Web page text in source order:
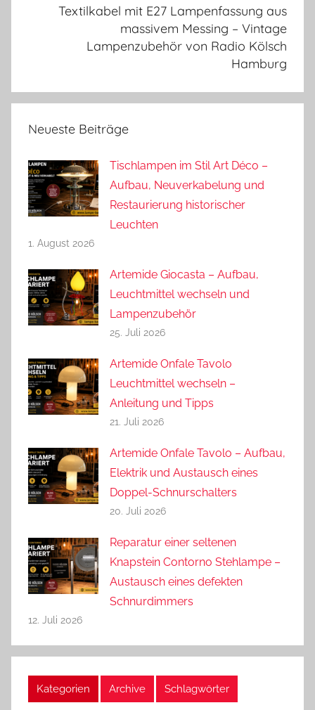
Textilkabel mit E27 Lampenfassung aus
massivem Messing – Vintage
Lampenzubehör von Radio Kölsch
Hamburg
Neueste Beiträge
Tischlampen im Stil Art Déco –
Aufbau, Neuverkabelung und
Restaurierung historischer
Leuchten
1. August 2026
Artemide Giocasta – Aufbau,
Leuchtmittel wechseln und
Lampenzubehör
25. Juli 2026
Artemide Onfale Tavolo
Leuchtmittel wechseln –
Anleitung und Tipps
21. Juli 2026
Artemide Onfale Tavolo – Aufbau,
Elektrik und Austausch eines
Doppel-Schnurschalters
20. Juli 2026
Reparatur einer seltenen
Knapstein Contorno Stehlampe –
Austausch eines defekten
Schnurdimmers
12. Juli 2026
Kategorien Archive Schlagwörter